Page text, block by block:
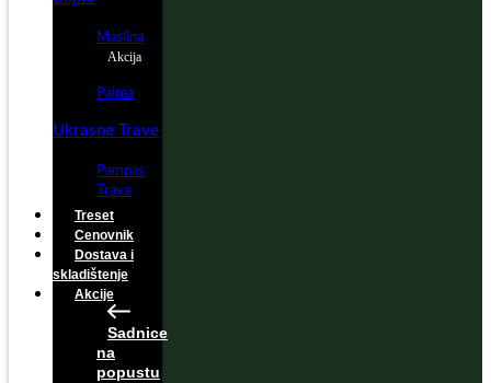
Maslina
Akcija
Palma
Ukrasne Trave
Pampas
Trava
Treset
Cenovnik
Dostava i
skladištenje
Akcije
Sadnice
na
popustu